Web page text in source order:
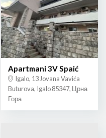
Apartmani 3V Spaić
Igalo, 13 Jovana Vavića
Buturova, Igalo 85347, Црна
Гора